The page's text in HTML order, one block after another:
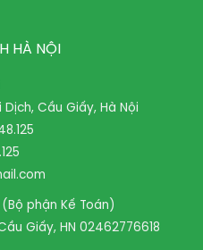
HÀ NỘI
Dịch, Cầu Giấy, Hà Nội
(Bộ phận Kế Toán)
Giấy, HN 02462776618